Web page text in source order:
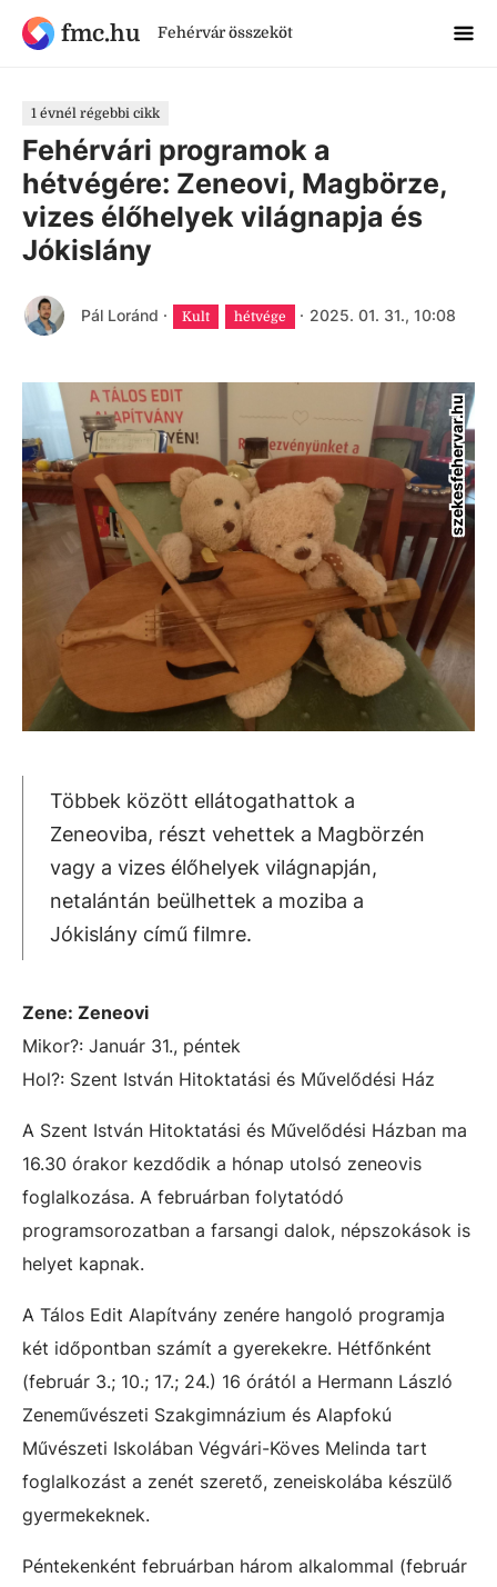
fmc.hu Fehérvár összeköt
1 évnél régebbi cikk
Fehérvári programok a
hétvégére: Zeneovi, Magbörze,
vizes élőhelyek világnapja és
Jókislány
Pál Loránd · Kult hétvége · 2025. 01. 31., 10:08
szekesfehervar.hu
Többek között ellátogathattok a
Zeneoviba, részt vehettek a Magbörzén
vagy a vizes élőhelyek világnapján,
netalántán beülhettek a moziba a
Jókislány című filmre.
Zene: Zeneovi
Mikor?: Január 31., péntek
Hol?: Szent István Hitoktatási és Művelődési Ház
A Szent István Hitoktatási és Művelődési Házban ma
16.30 órakor kezdődik a hónap utolsó zeneovis
foglalkozása. A februárban folytatódó
programsorozatban a farsangi dalok, népszokások is
helyet kapnak.
A Tálos Edit Alapítvány zenére hangoló programja
két időpontban számít a gyerekekre. Hétfőnként
(február 3.; 10.; 17.; 24.) 16 órától a Hermann László
Zeneművészeti Szakgimnázium és Alapfokú
Művészeti Iskolában Végvári-Köves Melinda tart
foglalkozást a zenét szerető, zeneiskolába készülő
gyermekeknek.
Péntekenként februárban három alkalommal (február